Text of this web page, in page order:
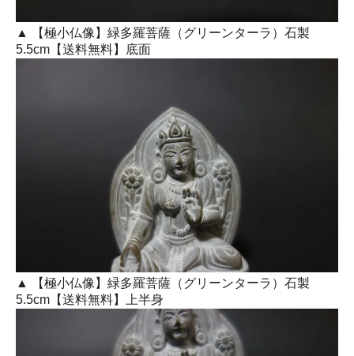
▲ 【極小仏像】緑多羅菩薩（グリーンターラ）石製
5.5cm【送料無料】底面
▲ 【極小仏像】緑多羅菩薩（グリーンターラ）石製
5.5cm【送料無料】上半身